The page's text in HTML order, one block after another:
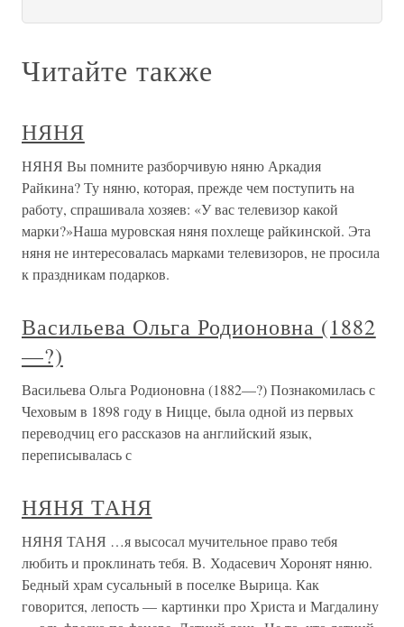
Читайте также
НЯНЯ
НЯНЯ Вы помните разборчивую няню Аркадия
Райкина? Ту няню, которая, прежде чем поступить на
работу, спрашивала хозяев: «У вас телевизор какой
марки?»Наша муровская няня похлеще райкинской. Эта
няня не интересовалась марками телевизоров, не просила
к праздникам подарков.
Васильева Ольга Родионовна (1882
—?)
Васильева Ольга Родионовна (1882—?) Познакомилась с
Чеховым в 1898 году в Ницце, была одной из первых
переводчиц его рассказов на английский язык,
переписывалась с
НЯНЯ ТАНЯ
НЯНЯ ТАНЯ …я высосал мучительное право тебя
любить и проклинать тебя. В. Ходасевич Хоронят няню.
Бедный храм сусальный в поселке Вырица. Как
говорится, лепость — картинки про Христа и Магдалину